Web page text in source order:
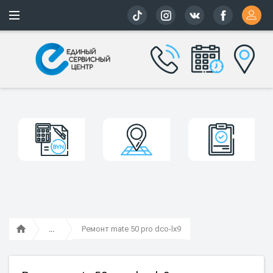
Более
Ремонт mate 50 pro dco-lx9